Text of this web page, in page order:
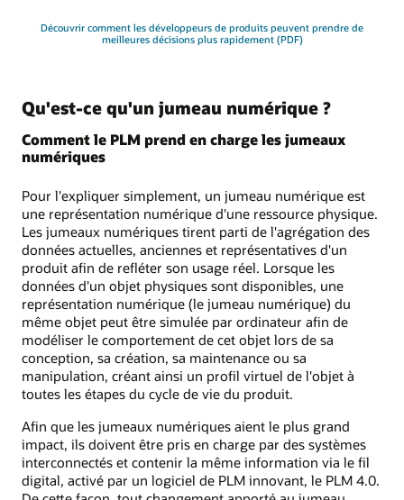
Découvrir comment les développeurs de produits peuvent prendre de
meilleures décisions plus rapidement (PDF)
Qu'est-ce qu'un jumeau numérique ?
Comment le PLM prend en charge les jumeaux
numériques
Pour l'expliquer simplement, un jumeau numérique est
une représentation numérique d'une ressource physique.
Les jumeaux numériques tirent parti de l'agrégation des
données actuelles, anciennes et représentatives d'un
produit afin de refléter son usage réel. Lorsque les
données d'un objet physiques sont disponibles, une
représentation numérique (le jumeau numérique) du
même objet peut être simulée par ordinateur afin de
modéliser le comportement de cet objet lors de sa
conception, sa création, sa maintenance ou sa
manipulation, créant ainsi un profil virtuel de l'objet à
toutes les étapes du cycle de vie du produit.
Afin que les jumeaux numériques aient le plus grand
impact, ils doivent être pris en charge par des systèmes
interconnectés et contenir la même information via le fil
digital, activé par un logiciel de PLM innovant, le PLM 4.0.